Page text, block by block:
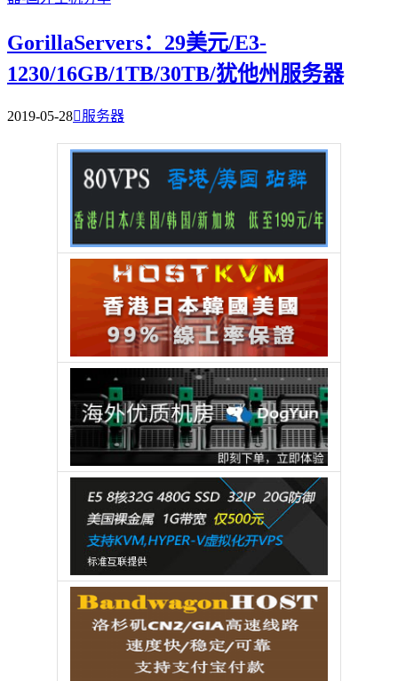
GorillaServers：29美元/E3-
1230/16GB/1TB/30TB/犹他州服务器
2019-05-28服务器